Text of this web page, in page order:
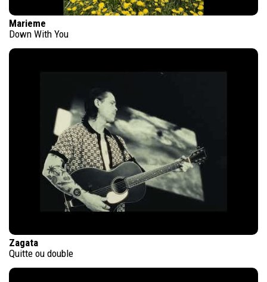
Marieme
Down With You
Zagata
Quitte ou double